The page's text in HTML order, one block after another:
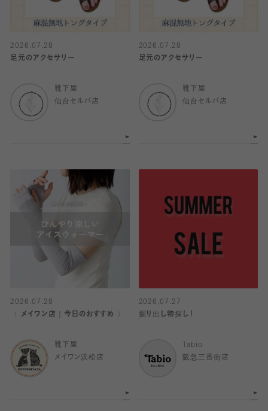
2026.07.28
足元のアクセサリー
靴下屋
仙台セルバ店
2026.07.28
足元のアクセサリー
靴下屋
仙台セルバ店
2026.07.28
〈 メイワン店｜今日のおすすめ 〉
靴下屋
メイワン浜松店
2026.07.27
掘り出し物探し！
Tabio
阪急三番街店